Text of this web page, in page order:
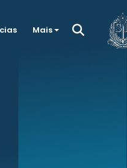
Mais